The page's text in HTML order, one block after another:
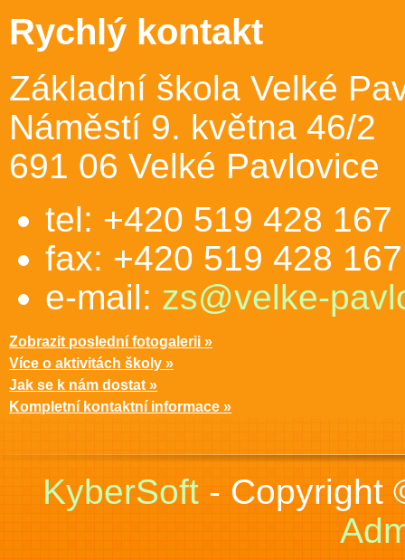
Rychlý kontakt
Základní škola Velké
Náměstí 9. května 46/2
691 06 Velké Pavlovice
tel: +420 519 428 167
fax: +420 519 428 167
e-mail: zs@velke-
Zobrazit poslední fotogalerii »
Více o aktivitách školy »
Jak se k nám dostat »
Kompletní kontaktní informace »
KyberSoft- Copyright